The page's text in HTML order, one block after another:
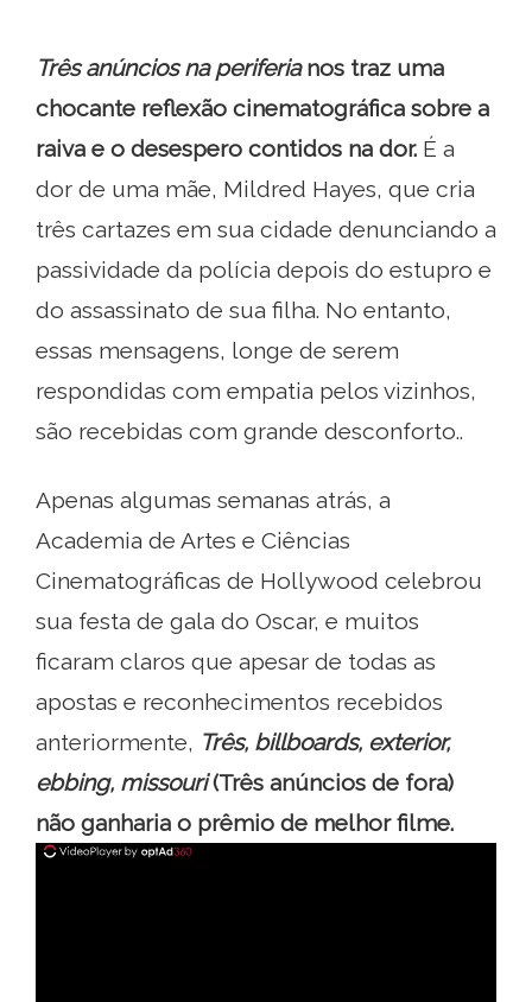
Três anúncios na periferianos traz uma
chocante reflexão cinematográfica sobre a
raiva e o desespero contidos na dor. É a
dor de uma mãe, Mildred Hayes, que cria
três cartazes em sua cidade denunciando a
passividade da polícia depois do estupro e
do assassinato de sua filha. No entanto,
essas mensagens, longe de serem
respondidas com empatia pelos vizinhos,
são recebidas com grande desconforto..
Apenas algumas semanas atrás, a
Academia de Artes e Ciências
Cinematográficas de Hollywood celebrou
sua festa de gala do Oscar, e muitos
ficaram claros que apesar de todas as
apostas e reconhecimentos recebidos
anteriormente, Três, billboards, exterior,
ebbing, missouri(Três anúncios de fora)
não ganharia o prêmio de melhor filme.